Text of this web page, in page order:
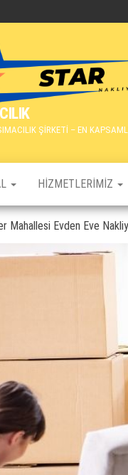
ŞİRKETİ – EN
HIZMETLERIMIZ
Mahallesi Evden Eve